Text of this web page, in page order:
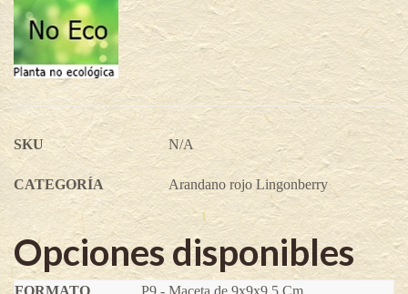
SKU N/A
CATEGORÍA Arandano rojo Lingonberry
Opciones disponibles